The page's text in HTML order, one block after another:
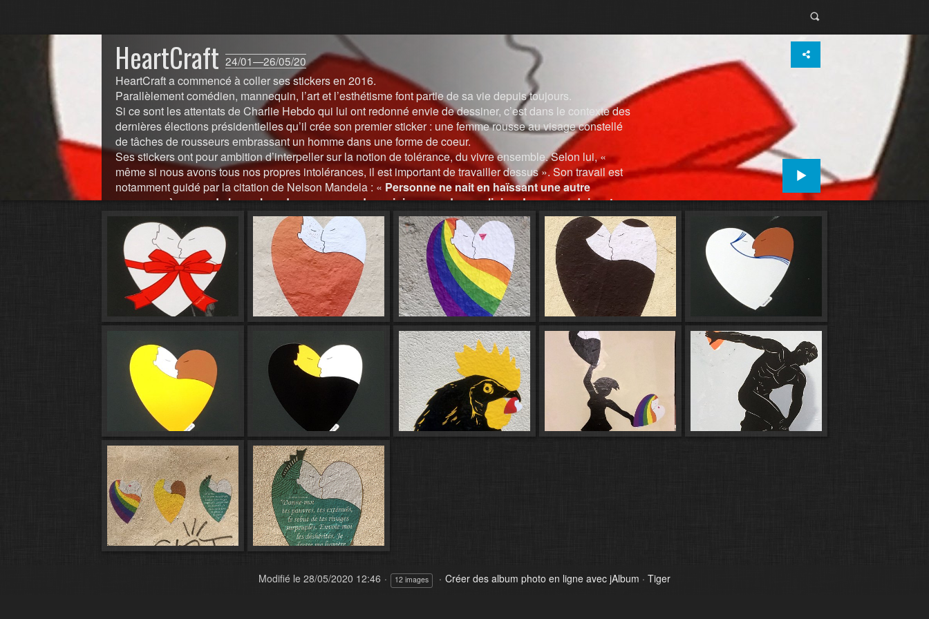
HeartCraft 24/01—26/05/20
HeartCraft a commencé à coller ses stickers en 2016.
Parallèlement comédien, mannequin, l’art et l’esthétisme font partie de sa vie depuis toujours.
Si ce sont les attentats de Charlie Hebdo qui lui ont redonné envie de dessiner, c’est dans le contexte des
dernières élections présidentielles qu’il crée son premier sticker : une femme rousse au visage constellé
de tâches de rousseurs embrassant un homme dans une forme de coeur.
Ses stickers ont pour ambition d’interpeller sur la notion de tolérance, du vivre ensemble. Selon lui, «
même si nous avons tous nos propres intolérances, il est important de travailler dessus ». Son travail est
notamment guidé par la citation de Nelson Mandela : « Personne ne nait en haïssant une autre
personne à cause de la couleur de sa peur, ou des origines, ou de sa religion. Les gens doivent
apprendre à haïr, et s’ils peuvent apprendre à haïr, ils peuvent apprendre à aimer.
»
https://rivedroiteetailleurs.com/rencontre-avec-heartcraft
Modifié le 28/05/2020 12:46 12 images Créer des album photo en ligne avec jAlbum · Tiger